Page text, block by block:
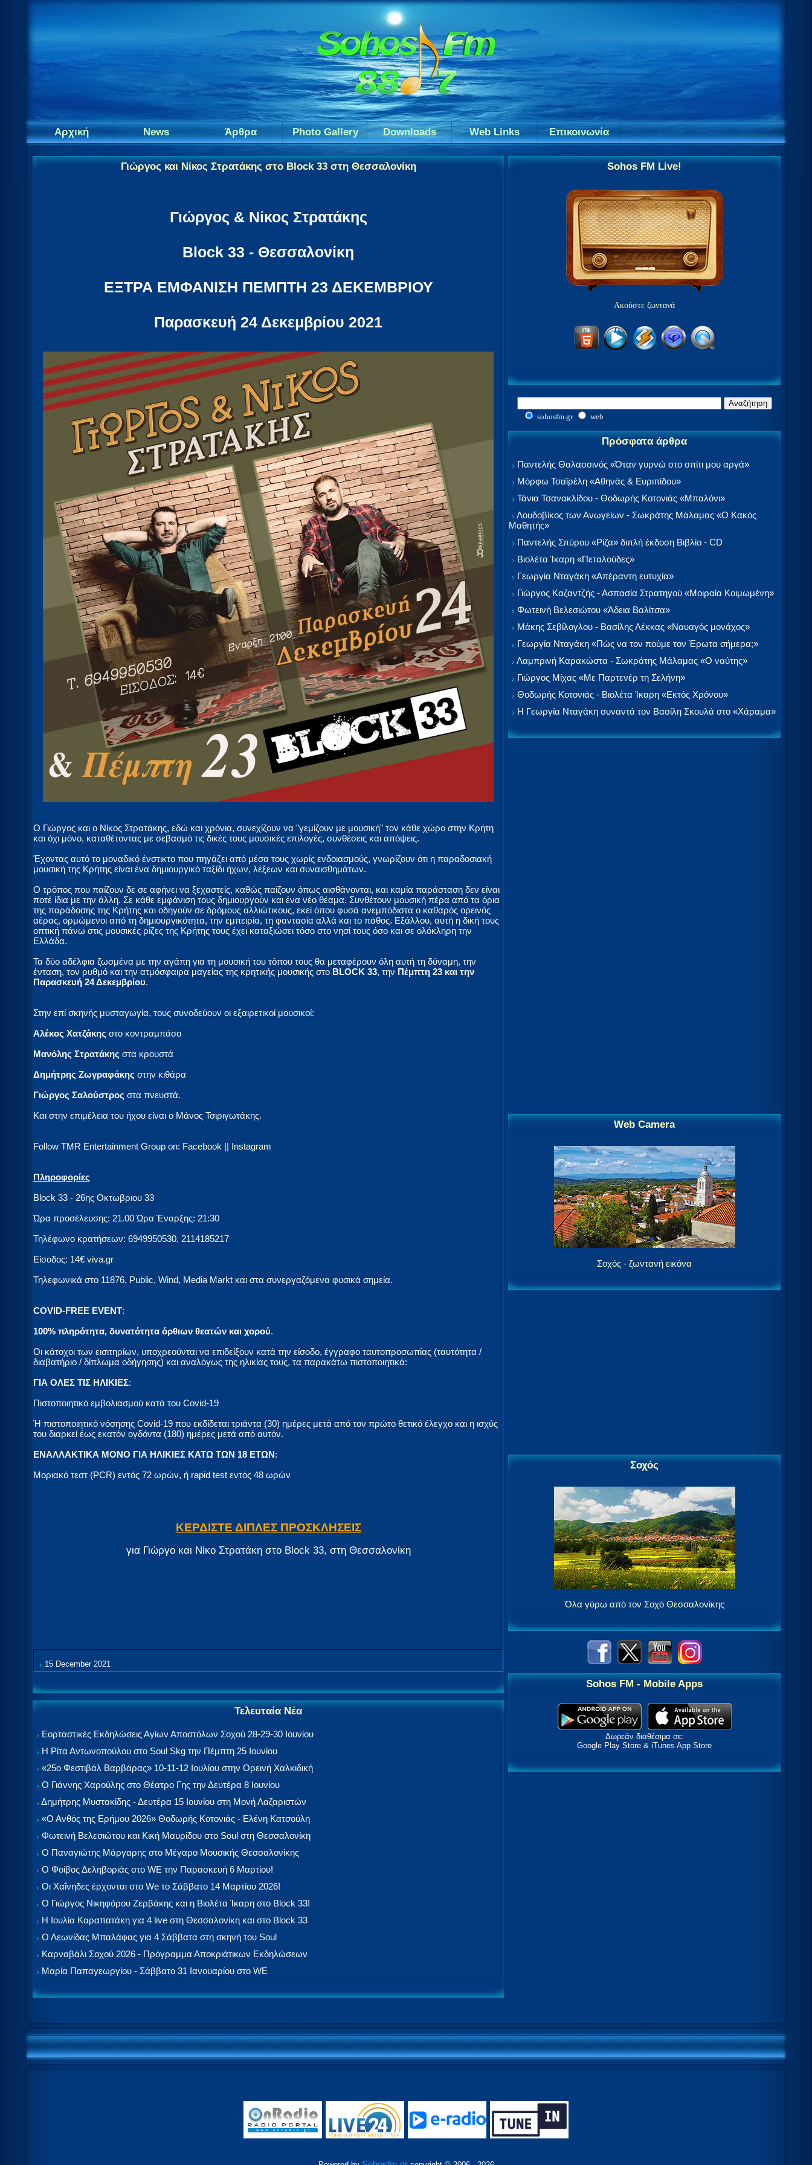
Αρχική News Άρθρα Photo Gallery Downloads Web Links Επικοινωνία
Γιώργος και Νίκος Στρατάκης στο Block 33 στη Θεσσαλονίκη
Γιώργος & Νίκος Στρατάκης
Block 33 - Θεσσαλονίκη
ΕΞΤΡΑ ΕΜΦΑΝΙΣΗ ΠΕΜΠΤΗ 23 ΔΕΚΕΜΒΡΙΟΥ
Παρασκευή 24 Δεκεμβρίου 2021
Ο Γιώργος και ο Νίκος Στρατάκης, εδώ και χρόνια, συνεχίζουν να "γεμίζουν με μουσική" τον κάθε χώρο στην Κρήτη
και όχι μόνο, καταθέτοντας με σεβασμό τις δικές τους μουσικές επιλογές, συνθέσεις και απόψεις.
Έχοντας αυτό το μοναδικό ένστικτο που πηγάζει από μέσα τους χωρίς ενδοιασμούς, γνωρίζουν ότι η παραδοσιακή
μουσική της Κρήτης είναι ένα δημιουργικό ταξίδι ήχων, λέξεων και συναισθημάτων.
Ο τρόπος που παίζουν δε σε αφήνει να ξεχαστείς, καθώς παίζουν όπως αισθάνονται, και καμία παράσταση δεν είναι
ποτέ ίδια με την άλλη. Σε κάθε εμφάνιση τους δημιουργούν και ένα νέο θέαμα. Συνθέτουν μουσική πέρα από τα όρια
της παράδοσης της Κρήτης και οδηγούν σε δρόμους αλλιώτικους, εκεί όπου φυσά ανεμπόδιστα ο καθαρός ορεινός
αέρας, ορμώμενοι από τη δημιουργικότητα, την εμπειρία, τη φαντασία αλλά και το πάθος. Εξάλλου, αυτή η δική τους
οπτική πάνω στις μουσικές ρίζες της Κρήτης τους έχει καταξιώσει τόσο στο νησί τους όσο και σε ολόκληρη την
Ελλάδα.
Τα δύο αδέλφια ζωσμένα με την αγάπη για τη μουσική του τόπου τους θα μεταφέρουν όλη αυτή τη δύναμη, την
ένταση, τον ρυθμό και την ατμόσφαιρα μαγείας της κρητικής μουσικής στο BLOCK 33, την Πέμπτη 23 και την
Παρασκευή 24 Δεκεμβρίου.
Στην επί σκηνής μυσταγωγία, τους συνοδεύουν οι εξαιρετικοί μουσικοί:
Αλέκος Χατζάκης στο κοντραμπάσο
Μανόλης Στρατάκης στα κρουστά
Δημήτρης Ζωγραφάκης στην κιθάρα
Γιώργος Σαλούστρος στα πνευστά.
Και στην επιμέλεια του ήχου είναι ο Μάνος Τσιριγωτάκης.
Follow TMR Entertainment Group on: Facebook || Instagram
Πληροφορίες
Block 33 - 26ης Οκτωβριου 33
Ώρα προσέλευσης: 21.00 Ώρα Έναρξης: 21:30
Τηλέφωνο κρατήσεων: 6949950530, 2114185217
Είσοδος: 14€ viva.gr
Τηλεφωνικά στο 11876, Public, Wind, Media Markt και στα συνεργαζόμενα φυσικά σημεία.
COVID-FREE EVENT:
100% πληρότητα, δυνατότητα όρθιων θεατών και χορού.
Οι κάτοχοι των εισιτηρίων, υποχρεούνται να επιδείξουν κατά την είσοδο, έγγραφο ταυτοπροσωπίας (ταυτότητα /
διαβατήριο / δίπλωμα οδήγησης) και αναλόγως της ηλικίας τους, τα παρακάτω πιστοποιητικά:
ΓΙΑ ΟΛΕΣ ΤΙΣ ΗΛΙΚΙΕΣ:
Πιστοποιητικό εμβολιασμού κατά του Covid-19
Ή πιστοποιητικό νόσησης Covid-19 που εκδίδεται τριάντα (30) ημέρες μετά από τον πρώτο θετικό έλεγχο και η ισχύς
του διαρκεί έως εκατόν ογδόντα (180) ημέρες μετά από αυτόν.
ΕΝΑΛΛΑΚΤΙΚΑ ΜΟΝΟ ΓΙΑ ΗΛΙΚΙΕΣ ΚΑΤΩ ΤΩΝ 18 ΕΤΩΝ:
Μοριακό τεστ (PCR) εντός 72 ωρών, ή rapid test εντός 48 ωρών
ΚΕΡΔΙΣΤΕ ΔΙΠΛΕΣ ΠΡΟΣΚΛΗΣΕΙΣ
για Γιώργο και Νίκο Στρατάκη στο Block 33, στη Θεσσαλονίκη
15 December 2021
Τελευταία Νέα
Εορταστικές Εκδηλώσεις Αγίων Αποστόλων Σοχού 28-29-30 Ιουνίου
Η Ρίτα Αντωνοπούλου στο Soul Skg την Πέμπτη 25 Ιουνίου
«25ο Φεστιβάλ Βαρβάρας» 10-11-12 Ιουλίου στην Ορεινή Χαλκιδική
Ο Γιάννης Χαρούλης στο Θέατρο Γης την Δευτέρα 8 Ιουνίου
Δημήτρης Μυστακίδης - Δευτέρα 15 Ιουνίου στη Μονή Λαζαριστών
«Ο Ανθός της Ερήμου 2026» Θοδωρής Κοτονιάς - Ελένη Κατσούλη
Φωτεινή Βελεσιώτου και Κική Μαυρίδου στο Soul στη Θεσσαλονίκη
Ο Παναγιώτης Μάργαρης στο Μέγαρο Μουσικής Θεσσαλονίκης
Ο Φοίβος Δεληβοριάς στο WE την Παρασκευή 6 Μαρτίου!
Οι Χαΐνηδες έρχονται στο We το Σάββατο 14 Μαρτίου 2026!
Ο Γιώργος Νικηφόρου Ζερβάκης και η Βιολέτα Ίκαρη στο Block 33!
Η Ιουλία Καραπατάκη για 4 live στη Θεσσαλονίκη και στο Block 33
Ο Λεωνίδας Μπαλάφας για 4 Σάββατα στη σκηνή του Soul
Καρναβάλι Σοχού 2026 - Πρόγραμμα Αποκριάτικων Εκδηλώσεων
Μαρία Παπαγεωργίου - Σάββατο 31 Ιανουαρίου στο WE
Sohos FM Live!
Ακούστε ζωντανά
sohosfm.gr web
Πρόσφατα άρθρα
Παντελής Θαλασσινός «Όταν γυρνώ στο σπίτι μου αργά»
Μόρφω Τσαϊρέλη «Αθηνάς & Ευριπίδου»
Τάνια Τσανακλίδου - Θοδωρής Κοτονιάς «Μπαλόνι»
Λουδοβίκος των Ανωγείων - Σωκράτης Μάλαμας «Ο Κακός
Μαθητής»
Παντελής Σπύρου «Ρίζα» διπλή έκδοση Βιβλίο - CD
Βιολέτα Ίκαρη «Πεταλούδες»
Γεωργία Νταγάκη «Aπέραντη ευτυχία»
Γιώργος Καζαντζής - Ασπασία Στρατηγού «Μοιραία Κοιμωμένη»
Φωτεινή Βελεσιώτου «Άδεια Βαλίτσα»
Μάκης Σεβίλογλου - Βασίλης Λέκκας «Ναυαγός μονάχος»
Γεωργία Νταγάκη «Πώς να τον πούμε τον Έρωτα σήμερα;»
Λαμπρινή Καρακώστα - Σωκράτης Μάλαμας «Ο ναύτης»
Γιώργος Μίχας «Με Παρτενέρ τη Σελήνη»
Θοδωρής Κοτονιάς - Βιολέτα Ίκαρη «Εκτός Χρόνου»
Η Γεωργία Νταγάκη συναντά τον Βασίλη Σκουλά στο «Χάραμα»
Web Camera
Σοχός - ζωντανή εικόνα
Σοχός
Όλα γύρω από τον Σοχό Θεσσαλονίκης
Sohos FM - Mobile Apps
Δωρεάν διαθέσιμα σε:
Google Play Store & iTunes App Store